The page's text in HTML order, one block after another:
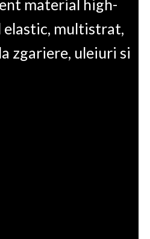
material high-
multistrat,
zgariere, uleiuri si